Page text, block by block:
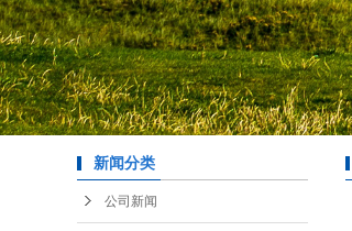
新闻分类
公司新闻